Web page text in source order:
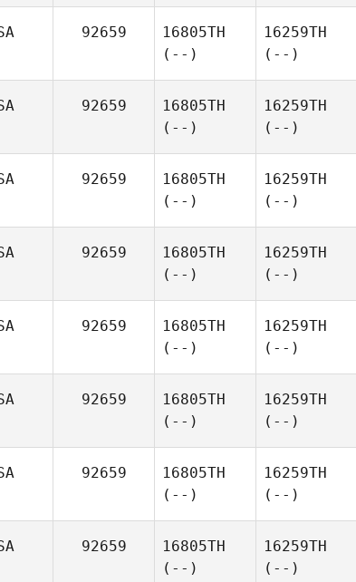
92659
16805TH
(--)
16259TH
(--)
92659
16805TH
(--)
16259TH
(--)
92659
16805TH
(--)
16259TH
(--)
92659
16805TH
(--)
16259TH
(--)
92659
16805TH
(--)
16259TH
(--)
92659
16805TH
(--)
16259TH
(--)
92659
16805TH
(--)
16259TH
(--)
92659
16805TH
(--)
16259TH
(--)